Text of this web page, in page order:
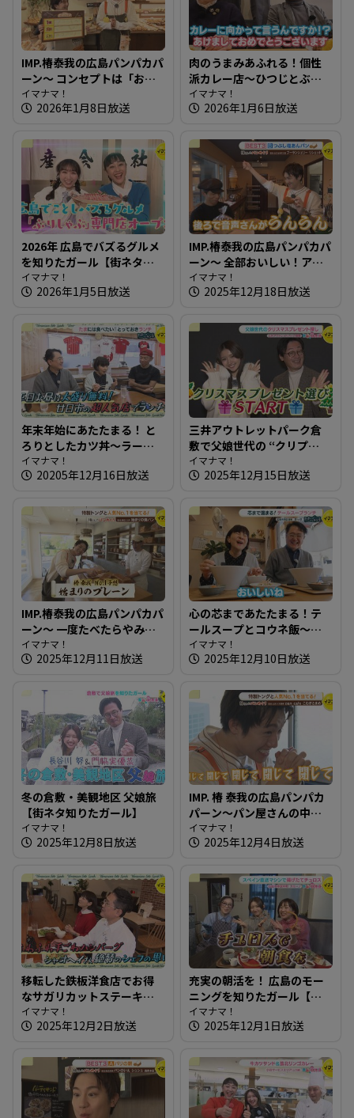
IMP.椿泰我の広島パンパカパ
ーン～ コンセプトは「おい
しいパンは人を幸せにす
る」150種類のパンが並ぶ人
イマナマ！
2026年1月8日放送
肉のうまみあふれる！個性
派カレー店～ひつじとぶた
【たまにはそとランチ】
イマナマ！
2026年1月6日放送
2026年 広島でバズるグルメ
を知りたガール【街ネタ！
知りたガール】
イマナマ！
2026年1月5日放送
IMP.椿泰我の広島パンパカパ
ーン～ 全部おいしい！アレ
ンジパンが豊富なお店
イマナマ！
2025年12月18日放送
年末年始にあたたまる！ と
ろりとしたカツ丼～ラーメ
ン・中華 哲【たまにはそと
ランチ】
イマナマ！
20205年12月16日放送
三井アウトレットパーク倉
敷で父娘世代の “クリプ
レ”探し【街ネタ知りたガー
ル】
イマナマ！
2025年12月15日放送
IMP.椿泰我の広島パンパカパ
ーン～ 一度たべたらやみつ
きになる！子どもも大好き
な食パン
イマナマ！
2025年12月11日放送
心の芯まであたたまる！テ
ールスープとコウネ飯～き
っぽ【たまにはそとラン
チ】
イマナマ！
2025年12月10日放送
冬の倉敷・美観地区 父娘旅
【街ネタ知りたガール】
イマナマ！
2025年12月8日放送
IMP. 椿 泰我の広島パンパカ
パーン～パン屋さんの中に
鉄板！？鉄板で作るカフェ
メニューも豊富な人気店
イマナマ！
2025年12月4日放送
移転した鉄板洋食店でお得
なサガリカットステーキ～
洋風鉄板ダイニング 日向
【たまにはそとランチ】
イマナマ！
2025年12月2日放送
充実の朝活を！ 広島のモー
ニングを知りたガール【街
ネタ！知りたガール】
イマナマ！
2025年12月1日放送